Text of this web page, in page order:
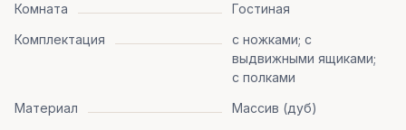
Комната
Гостиная
Комплектация
с ножками; с
выдвижными ящиками;
с полками
Материал
Массив (дуб)